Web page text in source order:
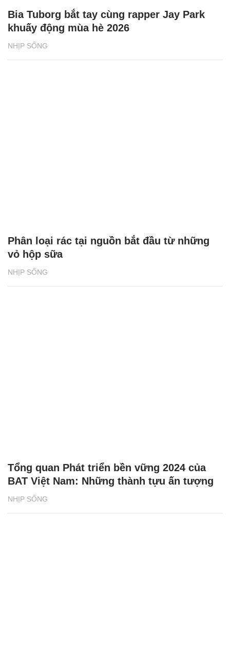
NHỊP SỐNG
Bia Tuborg bắt tay cùng rapper Jay Park
khuấy động mùa hè 2026
NHỊP SỐNG
Phân loại rác tại nguồn bắt đầu từ những
vỏ hộp sữa
NHỊP SỐNG
Tổng quan Phát triển bền vững 2024 của
BAT Việt Nam: Những thành tựu ấn tượng